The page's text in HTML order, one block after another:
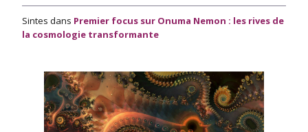
Sintes dans Premier focus sur Onuma Nemon : les rives de
la cosmologie transformante